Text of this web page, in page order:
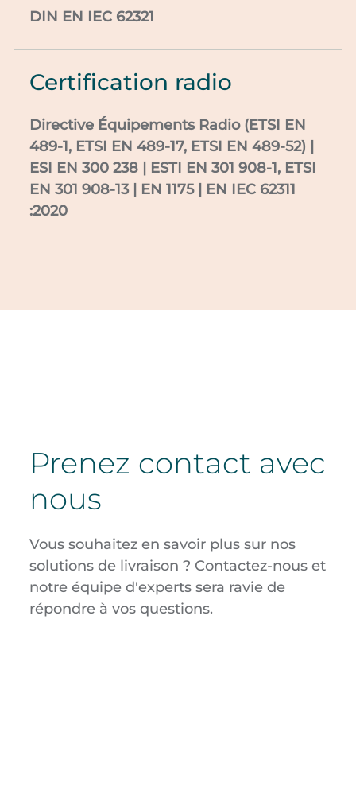
DIN EN IEC 62321
Certification radio
Directive Équipements Radio (ETSI EN
489-1, ETSI EN 489-17, ETSI EN 489-52) |
ESI EN 300 238 | ESTI EN 301 908-1, ETSI
EN 301 908-13 | EN 1175 | EN IEC 62311
:2020
Prenez contact avec
nous
Vous souhaitez en savoir plus sur nos
solutions de livraison ? Contactez-nous et
notre équipe d'experts sera ravie de
répondre à vos questions.